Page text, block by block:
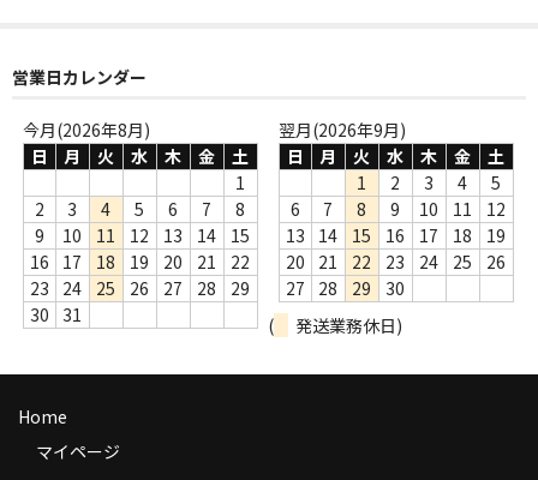
Webのみ no.3
Webのみ no.4
売り切れ
Help
商品の発送
お支払い方法
営業日カレンダー
今月(2026年8月)
日
月 火 水 木 金
土
1
2
3 4 5 6 7
8
9
10 11 12 13 14
15
16
17 18 19 20 21
22
23
24 25 26 27 28
29
30
31
翌月(2026年9月)
日
月 火 水 木 金
土
1
2 3 4
5
6
7 8 9 10 11
12
13
14 15 16 17 18
19
20
21 22 23 24 25
26
27
28 29
30
(
発送業務休日)
Home
マイページ